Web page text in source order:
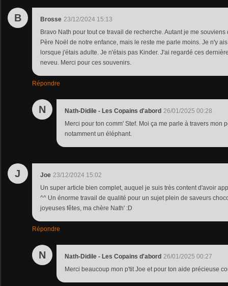
B Brosse 23/12/2024 15:13
Bravo Nath pour tout ce travail de recherche. Autant je me
Père Noël de notre enfance, mais le reste me parle moins. Je n'y
lorsque j'étais adulte. Je n'étais pas Kinder. J'ai regardé ces
neveu. Merci pour ces souvenirs.
Répondre
N Nath-Didile - Les Copains d'abord 26/01/2025 00:28
Merci pour ton comm' Stef. Moi ça me parle à travers mon
notamment un éléphant.
J Joe 23/12/2024 15:02
Un super article bien complet, auquel je suis très content d'avoir
^^ Un énorme travail de qualité pour un sujet plein de saveurs
joyeuses fêtes, ma chère Nath' :D
Répondre
N Nath-Didile - Les Copains d'abord 26/01/2025 00:27
Merci beaucoup mon p'tit Joe et pour ton aide précieuse